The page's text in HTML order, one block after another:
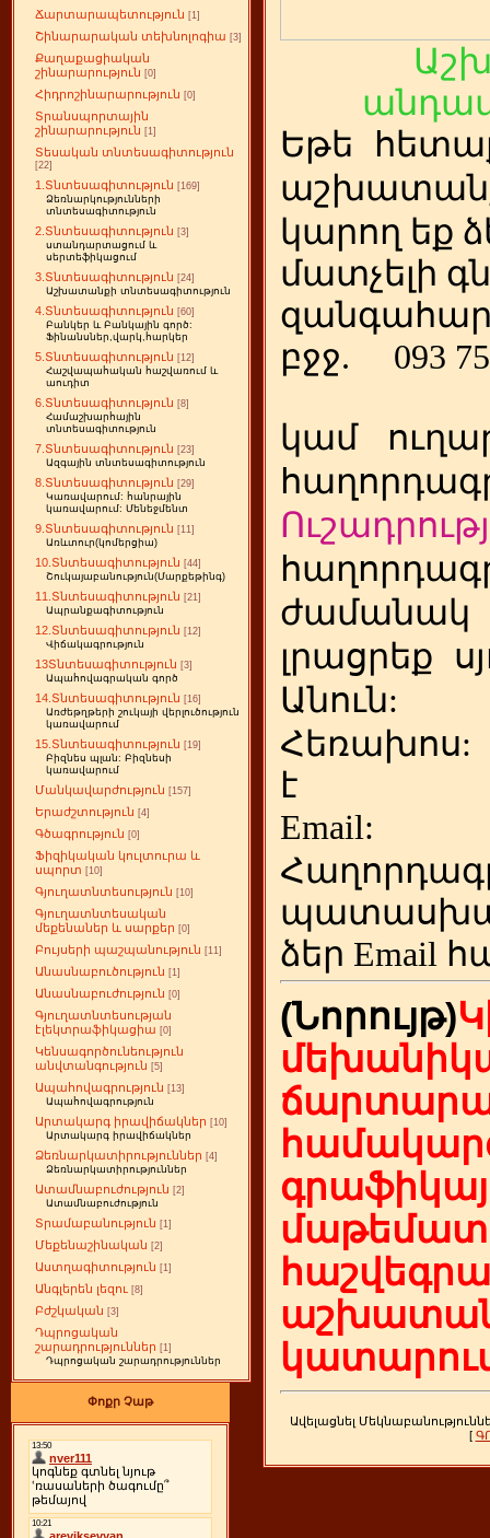
Ճարտարապետություն [1]
Շինարարական տեխնոլոգիա [3]
Քաղաքացիական
շինարարություն [0]
Հիդրոշինարարություն [0]
Տրանսպորտային
շինարարություն [1]
Տեսական տնտեսագիտություն
[22]
1.Տնտեսագիտություն [169]
Ձեռնարկությունների
տնտեսագիտություն
2.Տնտեսագիտություն [3]
ստանդարտացում և
սերտեֆիկացում
3.Տնտեսագիտություն [24]
Աշխատանքի տնտեսագիտություն
4.Տնտեսագիտություն [60]
Բանկեր և Բանկային գործ:
Ֆինանսներ,վարկ,հարկեր
5.Տնտեսագիտություն [12]
Հաշվապահական հաշվառում և
աուդիտ
6.Տնտեսագիտություն [8]
Համաշխարհային
տնտեսագիտություն
7.Տնտեսագիտություն [23]
Ազգային տնտեսագիտություն
8.Տնտեսագիտություն [29]
Կառավարում: հանրային
կառավարում: Մենեջմենտ
9.Տնտեսագիտություն [11]
Առևտուր(կոմերցիա)
10.Տնտեսագիտություն [44]
Շուկայաբանություն(Մարքեթինգ)
11.Տնտեսագիտություն [21]
Ապրանքագիտություն
12.Տնտեսագիտություն [12]
Վիճակագրություն
13Տնտեսագիտություն [3]
Ապահովագրական գործ
14.Տնտեսագիտություն [16]
Առժեթղթերի շուկայի վերլուծություն
կառավարում
15.Տնտեսագիտություն [19]
Բիզնես պլան: Բիզնեսի
կառավարում
Մանկավարժություն [157]
Երաժշտություն [4]
Գծագրություն [0]
Ֆիզիկական կուլտուրա և
սպորտ [10]
Գյուղատնտեսություն [10]
Գյուղատնտեսական
մեքենաներ և սարքեր [0]
Բույսերի պաշպանություն [11]
Անասնաբուծություն [1]
Անասնաբուժություն [0]
Գյուղատնտեսության
էլեկտրաֆիկացիա [0]
Կենսագործունեություն
անվտանգություն [5]
Ապահովագրություն [13]
Ապահովագրություն
Արտակարգ իրավիճակներ [10]
Արտակարգ իրավիճակներ
Ձեռնարկատիրություններ [4]
Ձեռնարկատիրություններ
Ատամնաբուժություն [2]
Ատամնաբուժություն
Տրամաբանություն [1]
Մեքենաշինական [2]
Աստղագիտություն [1]
Անգլերեն լեզու [8]
Բժշկական [3]
Դպրոցական
շարադրություններ [1]
Դպրոցական շարադրություններ
Փոքր Չաթ
Եթե հ
կարող եք
մատչելի
բջջ.
093
կամ
ժամանակ
լրացրեք
Անուն:
Հեռախոս
է
ձեր Email
(Նորույթ)
Ավելացնել
[